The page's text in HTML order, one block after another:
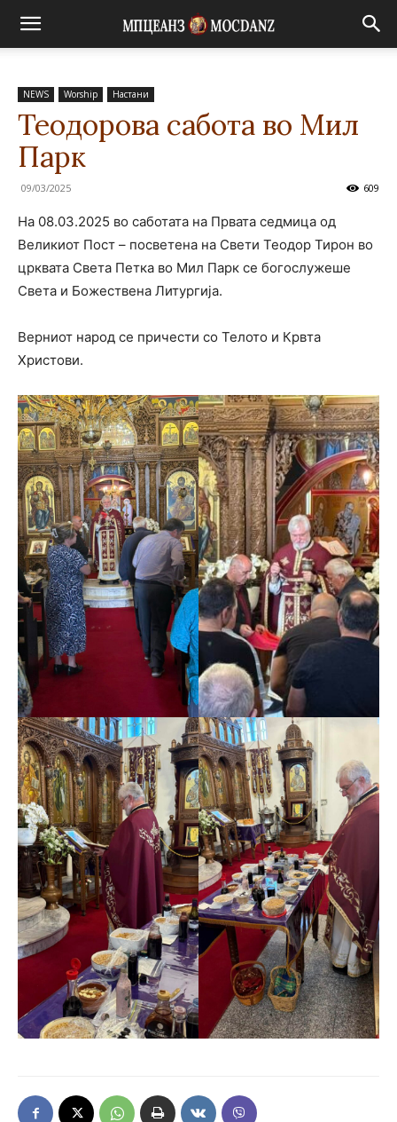
NEWS Worship Настани
Теодорова сабота во Мил
Парк
09/03/2025 609
На 08.03.2025 во саботата на Првата седмица од
Великиот Пост – посветена на Свети Теодор Тирон во
црквата Света Петка во Мил Парк се богослужеше
Света и Божествена Литургија.
Верниот народ се причести со Телото и Крвта
Христови.